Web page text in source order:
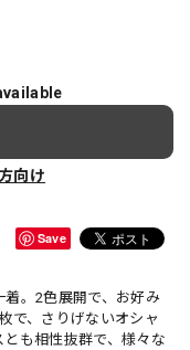
向け
Save
。2色展開で、お好み
で、さりげないオシャ
も相性抜群で、様々な